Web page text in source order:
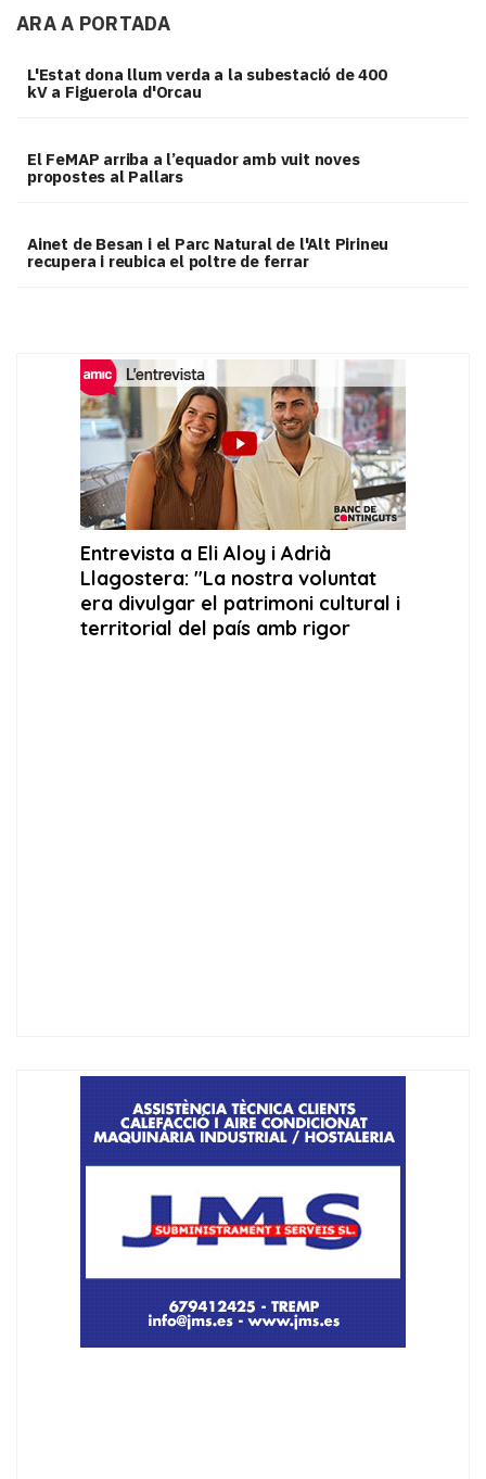
ARA A PORTADA
L'Estat dona llum verda a la subestació de 400
kV a Figuerola d'Orcau
El FeMAP arriba a l’equador amb vuit noves
propostes al Pallars
Ainet de Besan i el Parc Natural de l'Alt Pirineu
recupera i reubica el poltre de ferrar